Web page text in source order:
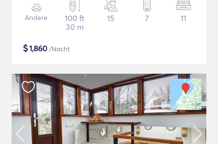
Andere
100 ft
30 m
15 7 11
$1,860 /Nacht